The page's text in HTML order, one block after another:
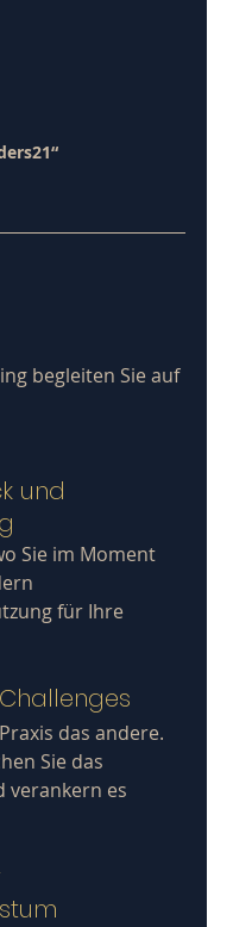
begleiten Sie auf
und
Sie im Moment
für Ihre
das andere.
Sie das
verankern es